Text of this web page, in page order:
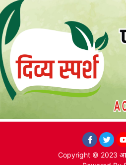
Copyright © 2023